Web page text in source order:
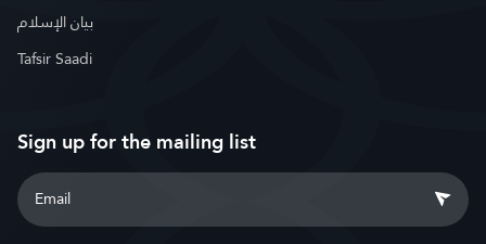
بيان الإسلام
Tafsir Saadi
Sign up for the mailing list